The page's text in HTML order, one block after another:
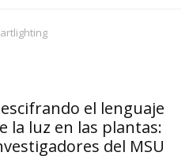
el lenguaje
la luz en las plantas:
del MSU